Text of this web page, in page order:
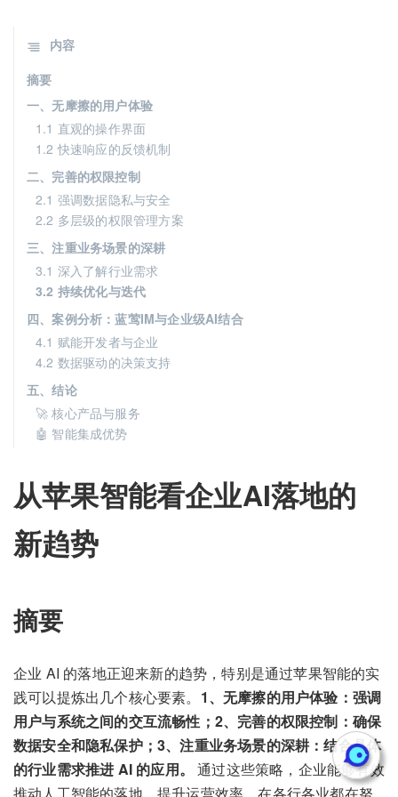
从苹果智能看企业AI落地的
新趋势
摘要
企业 AI 的落地正迎来新的趋势，特别是通过苹果智能的实
践可以提炼出几个核心要素。 1、无摩擦的用户体验：强调
用户与系统之间的交互流畅性；2、完善的权限控制：确保
数据安全和隐私保护；3、注重业务场景的深耕：结合具体
的行业需求推进 AI 的应用。
通过这些策略，企业能够有效
内容
摘要
一、无摩擦的用户体验
1.1 直观的操作界面
1.2 快速响应的反馈机制
二、完善的权限控制
2.1 强调数据隐私与安全
2.2 多层级的权限管理方案
三、注重业务场景的深耕
3.1 深入了解行业需求
3.2 持续优化与迭代
四、案例分析：蓝莺IM与企业级AI结合
4.1 赋能开发者与企业
4.2 数据驱动的决策支持
五、结论
🚀 核心产品与服务
🤖 智能集成优势